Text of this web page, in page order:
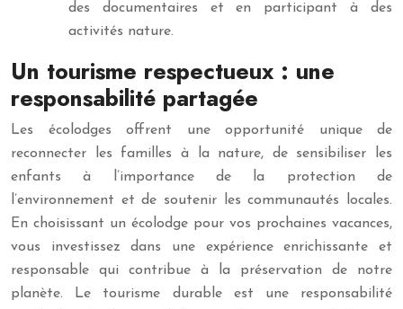
des documentaires et en participant à des
activités nature.
Un tourisme respectueux : une
responsabilité partagée
Les écolodges offrent une opportunité unique de
reconnecter les familles à la nature, de sensibiliser les
enfants à l’importance de la protection de
l’environnement et de soutenir les communautés locales.
En choisissant un écolodge pour vos prochaines vacances,
vous investissez dans une expérience enrichissante et
responsable qui contribue à la préservation de notre
planète. Le tourisme durable est une responsabilité